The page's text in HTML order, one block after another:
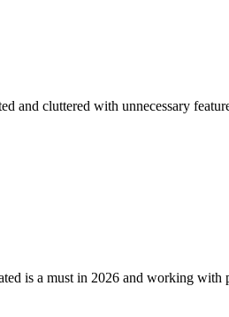
and cluttered with unnecessary
is a must in 2026 and working with